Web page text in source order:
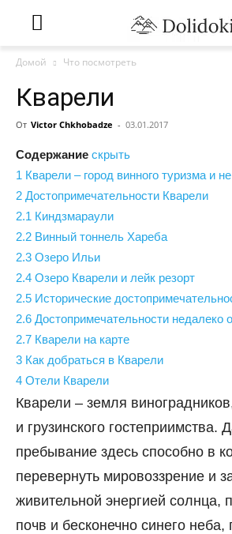
Домой Что посмотреть
Кварели
От Victor Chkhobadze - 03.01.2017
Содержание скрыть
1 Кварели – город винного туризма и
2 Достопримечательности Кварели
2.1 Киндзмараули
2.2 Винный тоннель Хареба
2.3 Озеро Ильи
2.4 Озеро Кварели и лейк резорт
2.5 Исторические
2.6 Достопримечательности недалеко
2.7 Кварели на карте
3 Как добраться в Кварели
4 Отели Кварели
Кварели – земля
и грузинского гостеприимства.
пребывание здесь способно в
перевернуть мировоззрение и
живительной энергией солнца,
почв и бесконечно синего